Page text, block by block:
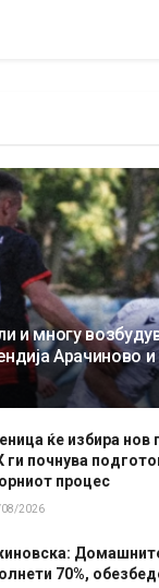
и многу
Арачиново
ќе избира нов
ги почнува
процес
2026
70%,